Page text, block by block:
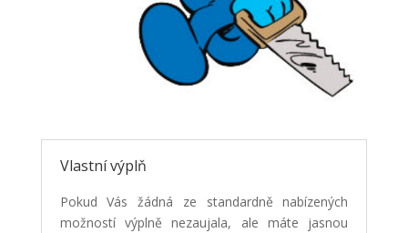
Vlastní výplň
Pokud Vás žádná ze standardně nabízených
možností výplně nezaujala, ale máte jasnou